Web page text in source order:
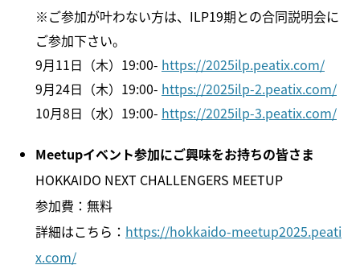
※ご参加が叶わない方は、ILP19期との合同説明会に
ご参加下さい。
9月11日（木）19:00- https://2025ilp.peatix.com/
9月24日（木）19:00- https://2025ilp-2.peatix.com/
10月8日（水）19:00- https://2025ilp-3.peatix.com/
Meetupイベント参加にご興味をお持ちの皆さま
HOKKAIDO NEXT CHALLENGERS MEETUP
参加費：無料
詳細はこちら： https://hokkaido-meetup2025.peati
x.com/